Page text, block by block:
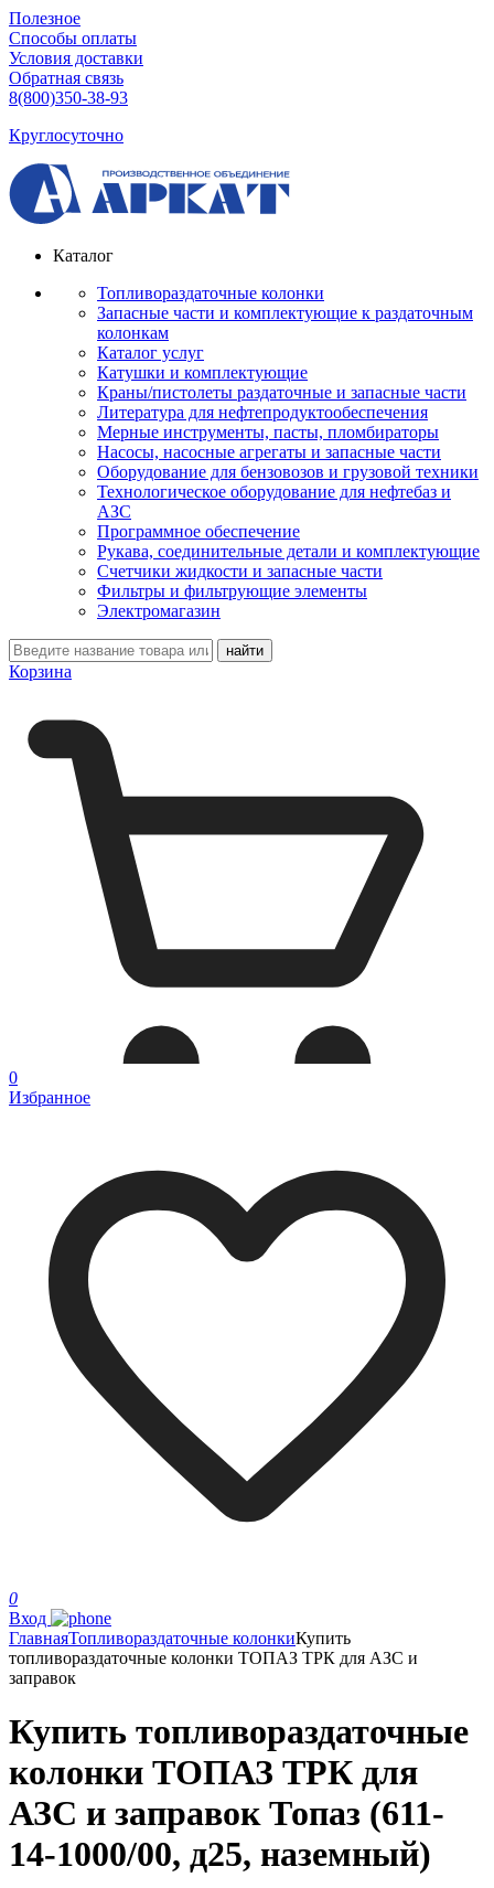
Полезное
Способы оплаты
Условия доставки
Обратная связь
8(800)350-38-93
Круглосуточно
Каталог
Топливораздаточные колонки
Запасные части и комплектующие к раздаточным
колонкам
Каталог услуг
Катушки и комплектующие
Краны/пистолеты раздаточные и запасные части
Литература для нефтепродуктообеспечения
Мерные инструменты, пасты, пломбираторы
Насосы, насосные агрегаты и запасные части
Оборудование для бензовозов и грузовой техники
Технологическое оборудование для нефтебаз и
АЗС
Программное обеспечение
Рукава, соединительные детали и комплектующие
Счетчики жидкости и запасные части
Фильтры и фильтрующие элементы
Электромагазин
Корзина
0
Избранное
0
Вход
ГлавнаяТопливораздаточные колонкиКупить
топливораздаточные колонки ТОПАЗ ТРК для АЗС и
заправок
Купить топливораздаточные
колонки ТОПАЗ ТРК для
АЗС и заправок Топаз (611-
14-1000/00, д25, наземный)